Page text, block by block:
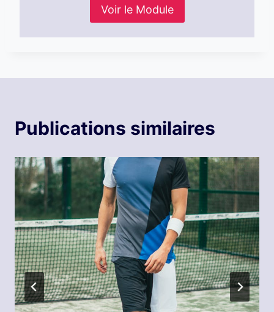
Voir le Module
Publications similaires